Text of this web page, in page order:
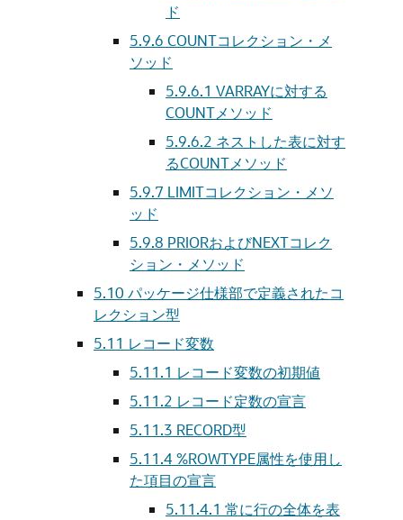
ド
5.9.6 COUNTコレクション・メ
ソッド
5.9.6.1 VARRAYに対する
COUNTメソッド
5.9.6.2 ネストした表に対す
るCOUNTメソッド
5.9.7 LIMITコレクション・メソ
ッド
5.9.8 PRIORおよびNEXTコレク
ション・メソッド
5.10 パッケージ仕様部で定義されたコ
レクション型
5.11 レコード変数
5.11.1 レコード変数の初期値
5.11.2 レコード定数の宣言
5.11.3 RECORD型
5.11.4%ROWTYPE属性を使用し
た項目の宣言
5.11.4.1 常に行の全体を表